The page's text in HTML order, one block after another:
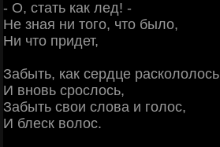
- О, стать как лед! -
Не зная ни того, что было,
Ни что придет,
Забыть, как сердце раскололось
И вновь срослось,
Забыть свои слова и голос,
И блеск волос.